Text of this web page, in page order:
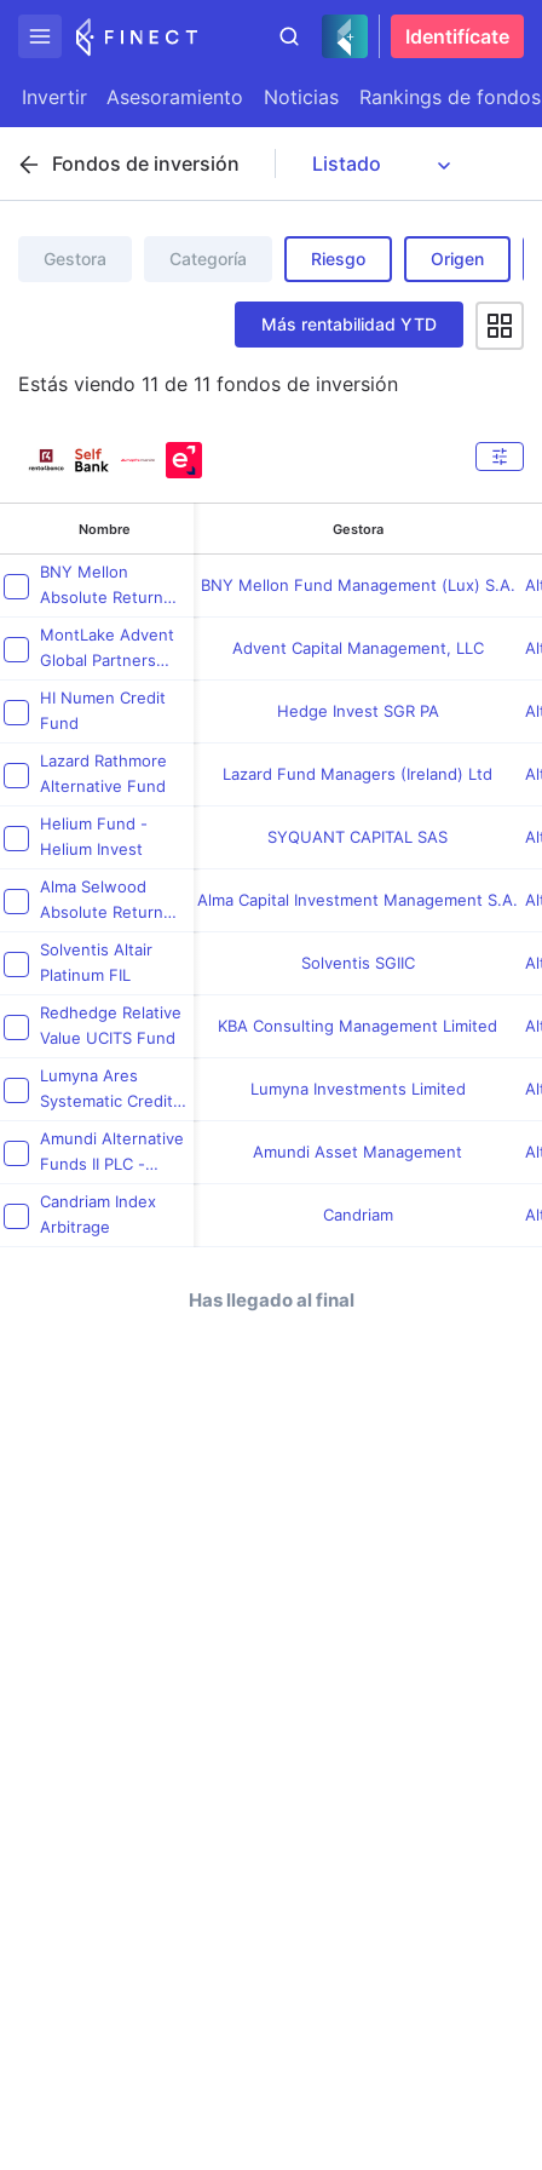
Identifícate
Invertir Asesoramiento Noticias Rankings de fondos
Fondos de inversión
Gestora Categoría Riesgo Origen
Más rentabilidad YTD
Estás viendo 11 de 11 fondos de inversión
Nombre Gestora
BNY Mellon
Absolute Return
BNY Mellon Fund Management (Lux) S.A.
MontLake Advent
Global Partners
Advent Capital Management, LLC
HI Numen Credit
Fund
Hedge Invest SGR PA
Lazard Rathmore
Alternative Fund
Lazard Fund Managers (Ireland) Ltd
Helium Fund -
Helium Invest
SYQUANT CAPITAL SAS
Alma Selwood
Absolute Return
Alma Capital Investment Management S.A.
Solventis Altair
Platinum FIL
Solventis SGIIC
Redhedge Relative
Value UCITS Fund
KBA Consulting Management Limited
Lumyna Ares
Systematic Credit
Lumyna Investments Limited
Amundi Alternative
Funds II PLC -
Amundi Asset Management
Candriam Index
Arbitrage
Candriam
Has llegado al final